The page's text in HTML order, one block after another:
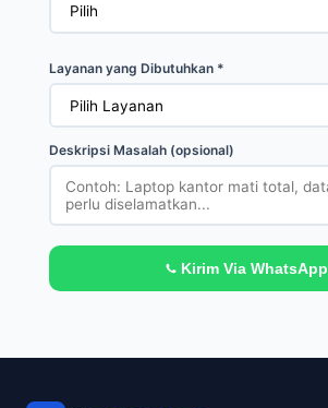
Layanan yang Dibutuhkan *
Deskripsi Masalah (opsional)
Kirim Via WhatsApp